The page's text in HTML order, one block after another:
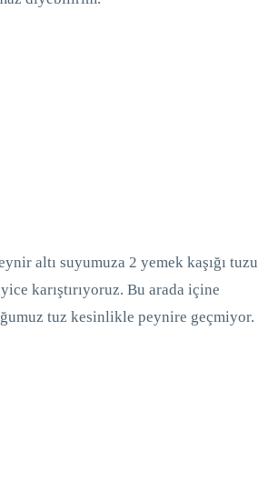
altı suyumuza 2 yemek kaşığı tuzu
karıştırıyoruz. Bu arada içine
tuz kesinlikle peynire geçmiyor.